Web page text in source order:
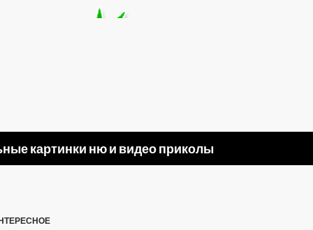
картинки ню и видео приколы